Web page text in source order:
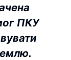
ПКУ